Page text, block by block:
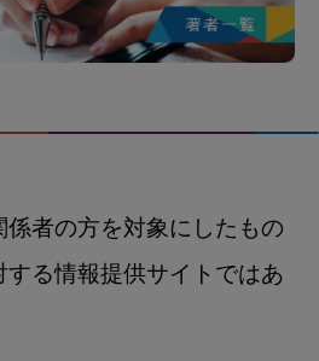
係者の方を対象にしたもの
する情報提供サイトではあ